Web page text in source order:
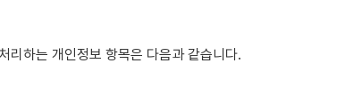
리하는 개인정보 항목은 다음과 같습니다.